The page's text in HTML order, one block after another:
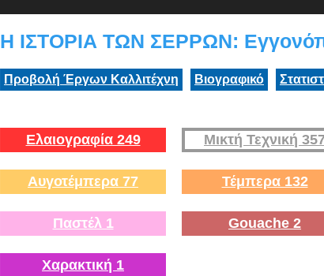
Η ΙΣΤΟΡΙΑ ΤΩΝ ΣΕΡΡΩΝ:
Προβολή Έργων Καλλιτέχνη Βιογραφικό
Ελαιογραφία 249 Μικτή Τεχνική 357
Αυγοτέμπερα 77 Τέμπερα 132
Παστέλ 1 Gouache 2
Χαρακτική 1